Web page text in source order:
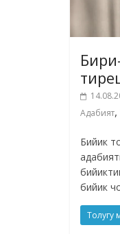
Адабият,
Бийик
бийик
Толугу